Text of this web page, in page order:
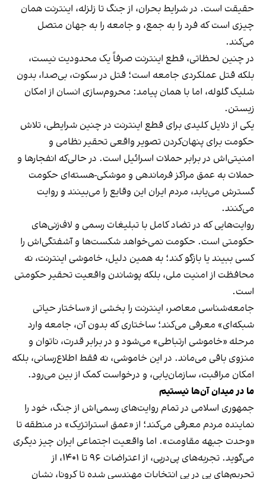
حقیقت است. در شرایط بحران، از جنگ تا زلزله، اینترنت همان
چیزی است که فرد را به جمع، و جامعه را به جهان متصل
می‌کند.
در چنین لحظاتی، قطع اینترنت صرفاً یک محدودیت نیست،
بلکه قتل عملکردی جامعه است؛ قتل در سکوت، بی‌صدا، بدون
شلیک گلوله، اما با همان پیامد: محروم‌سازی انسان از امکان
زیستن.
یکی از دلایل کلیدی برای قطع اینترنت در چنین شرایطی، تلاش
حکومت برای پنهان‌کردن تصویر واقعی تحقیر نظامی و
امنیتی‌اش در برابر حملات اسرائیل است. در حالی‌که انفجارها و
حملات به عمق مراکز فرماندهی و موشکی-هسته‌ای حکومت
گسترش می‌یابد، مردم ایران این وقایع را می‌بینند و روایت
می‌کنند.
روایت‌هایی که در تضاد کامل با تبلیغات رسمی و لاف‌زنی‌های
حکومتی است. حکومت نمی‌خواهد شکست‌ها و آشفتگی‌اش را
کسی ببیند یا بازگو کند؛ به همین دلیل، خاموشی اینترنت، نه
محافظت از امنیت ملی، بلکه پوشاندن واقعیت تحقیر حکومتی
است.
جامعه‌شناسی معاصر، اینترنت را بخشی از «ساختار حیاتی
شبکه‌ای» معرفی می‌کند؛ ساختاری که بدون آن، جامعه وارد
مرحله «خاموشی ارتباطی» می‌شود و در برابر قدرت، ناتوان و
منزوی باقی می‌ماند. در این خاموشی، نه فقط اطلاع‌رسانی، بلکه
امکان مراقبت، سازمان‌یابی، و درخواست کمک از بین می‌رود.
ما در میدان آن‌ها نیستیم
جمهوری اسلامی در تمام روایت‌های رسمی‌اش از جنگ، خود را
نماینده مردم معرفی می‌کند؛ از «عمق استراتژیک» در منطقه تا
«وحدت جبهه مقاومت». اما واقعیت اجتماعی ایران چیز دیگری
می‌گوید. تجربه‌های پی‌درپی، از اعتراضات ۹۶ تا ۱۴۰۱، از
تحریم‌های پی در پی انتخابات مهندسی شده تا کرونا، نشان